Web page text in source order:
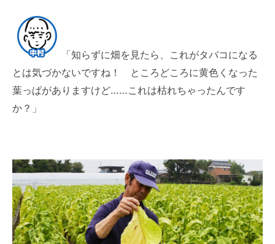
「知らずに畑を見たら、これがタバコになる
とは気づかないですね！ ところどころに黄色くなった
葉っぱがありますけど……これは枯れちゃったんです
か？」